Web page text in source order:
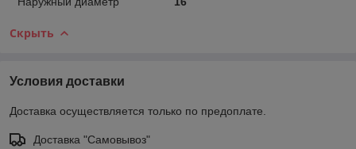
Скрыть
Условия доставки
Доставка осуществляется только по предоплате.
Доставка "Самовывоз"